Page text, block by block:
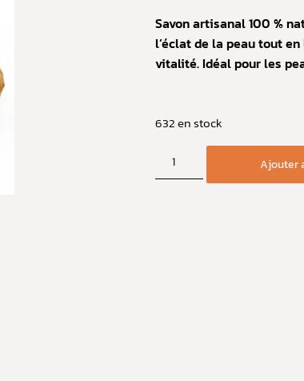
Savon artisanal 100 %
l’éclat de la peau tout
vitalité. Idéal pour les
632 en stock
Ajouter